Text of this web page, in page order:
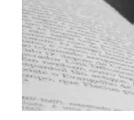
Piccoli